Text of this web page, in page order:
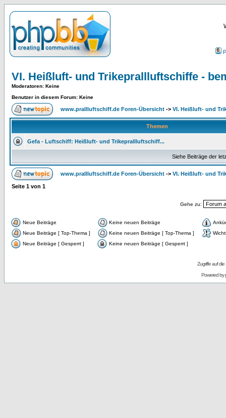
VI. Heißluft- und Trikeprallluftschiffe -
Moderatoren: Keine
Benutzer in diesem Forum: Keine
www.prallluftschiff.de Foren-Übersicht -> VI. Heißluft- und
Themen
Gefa - Luftschiff: Heißluft- und Trikeprallluftschiff...
Siehe Beiträge der
www.prallluftschiff.de Foren-Übersicht -> VI. Heißluft- und
Seite 1 von 1
Gehe zu:
Neue Beiträge Keine neuen Beiträge
Neue Beiträge [ Top-Thema ]
Keine neuen Beiträge [ Top-Thema ]
Neue Beiträge [ Gesperrt ]
Keine neuen Beiträge [ Gesperrt ]
Zugriffe auf
Powered by